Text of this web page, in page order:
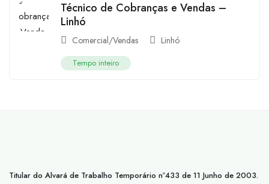
Técnico de Cobranças e Vendas –
Linhó
Comercial/Vendas Linhó
Tempo inteiro
Titular do Alvará de Trabalho Temporário nº433 de 11 Junho de 2003.